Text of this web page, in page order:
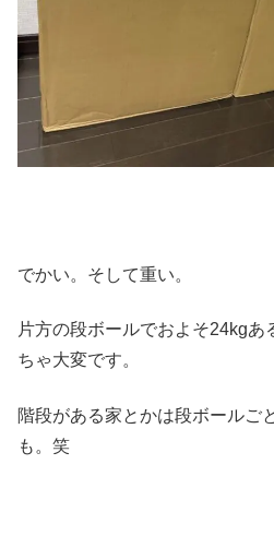
でかい。そして重い。
片方の段ボールでおよそ24kgあ
ちゃ大変です。
階段がある家とかは段ボールご
も。笑